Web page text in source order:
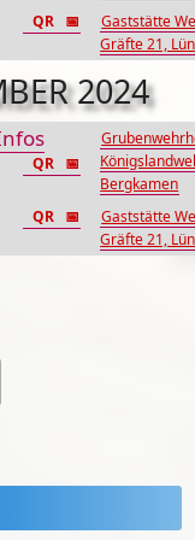
📅
QR
Gaststätte
Gräfte 21,
2024
📅
QR
Bergkamen
📅
QR
Gaststätte
Gräfte 21,